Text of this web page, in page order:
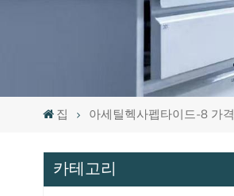
집 아세틸헥사펩타이드-8 가격
카테고리